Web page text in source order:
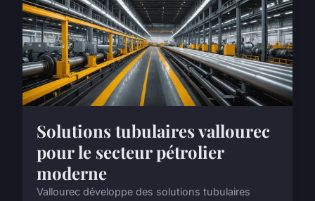
Solutions tubulaires vallourec
pour le secteur pétrolier
moderne
Vallourec développe des solutions tubulaires